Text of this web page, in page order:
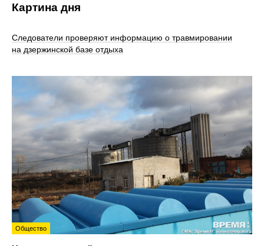
Картина дня
Следователи проверяют информацию о травмировании
на дзержинской базе отдыха
Общество